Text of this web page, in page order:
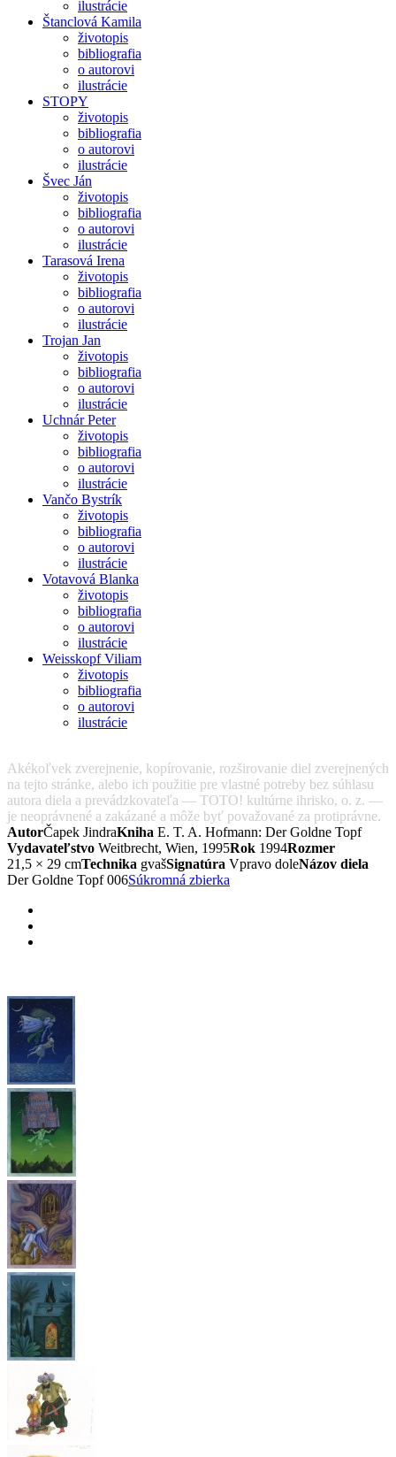
ilustrácie
Štanclová Kamila
životopis
bibliografia
o autorovi
ilustrácie
STOPY
životopis
bibliografia
o autorovi
ilustrácie
Švec Ján
životopis
bibliografia
o autorovi
ilustrácie
Tarasová Irena
životopis
bibliografia
o autorovi
ilustrácie
Trojan Jan
životopis
bibliografia
o autorovi
ilustrácie
Uchnár Peter
životopis
bibliografia
o autorovi
ilustrácie
Vančo Bystrík
životopis
bibliografia
o autorovi
ilustrácie
Votavová Blanka
životopis
bibliografia
o autorovi
ilustrácie
Weisskopf Viliam
životopis
bibliografia
o autorovi
ilustrácie
Akékoľvek zverejnenie, kopírovanie, rozširovanie diel zverejnených
na tejto stránke, alebo ich použitie pre vlastné potreby bez súhlasu
autora diela a prevádzkovateľa — TOTO! kultúrne ihrisko, o. z. —
je neoprávnené a zakázané a môže byť považované za protiprávne.
AutorČapek JindraKniha E. T. A. Hofmann: Der Goldne Topf
Vydavateľstvo Weitbrecht, Wien, 1995Rok 1994Rozmer
21,5 × 29 cmTechnika gvašSignatúra Vpravo doleNázov diela
Der Goldne Topf 006Súkromná zbierka